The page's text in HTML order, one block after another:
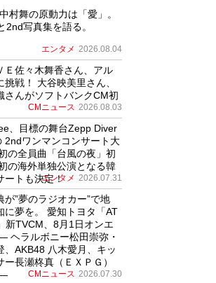
村舞の原動力は「愛」。
2nd写真集を語る。
エンタメ 2026.08.04
Ｅ佐々木舞香さん、アル
挑戦！ 大谷映美里さん、
さんがソフトバンクCM初
CMニュース 2026.08.03
、目標の舞台Zepp Diver
2ndワンマンコンサート大
の全員曲「台風の夜」初
の海外単独公演となる韓
ートも決定！
エンタメ 2026.07.31
が”夢のラジオカー”で地
に夢を。 愛知トヨタ「AT
新TVCM、8月1日オンエ
ヘラルボニー松田崇弥・
、AKB48 八木愛月、キッ
ー長瀬柊真（ＥＸＰＧ）
CMニュース 2026.07.30